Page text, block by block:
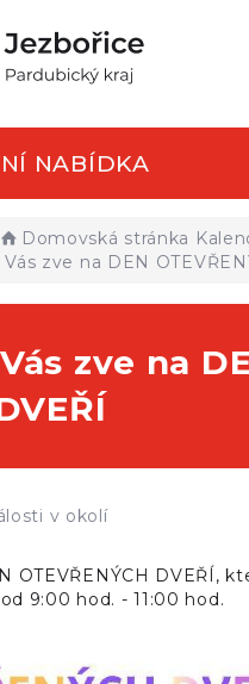
NABÍDKA
Domovská stránka
zve na DEN
zve na
v okolí
OTEVŘENÝCH DVEŘÍ,
9:00 hod. - 11:00 hod.